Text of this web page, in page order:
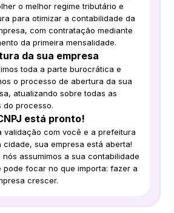
o melhor regime tributário e
para otimizar a contabilidade da
com contratação mediante
da primeira mensalidade.
da sua empresa
toda a parte burocrática e
o processo de abertura da sua
atualizando sobre todas as
do processo.
está pronto!
validação com você e a prefeitura
cidade, sua empresa está aberta!
nós assumimos a sua contabilidade
pode focar no que importa: fazer a
crescer.